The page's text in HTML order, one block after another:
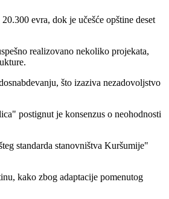
evra, dok je učešće opštine deset
realizovano nekoliko projekata,
što izaziva nezadovoljstvo
postignut je konsenzus o neohodnosti
standarda stanovništva Kuršumije"
kako zbog adaptacije pomenutog